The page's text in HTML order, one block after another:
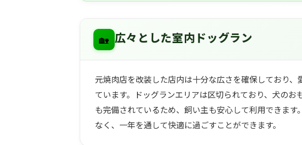
🏡 広々とした室内ドッグラン
元焼肉店を改装した店内は十分な広さを確保しており
ています。ドッグランエリアは区切られており、犬の
も完備されているため、飼い主も安心して利用できます
なく、一年を通して快適に過ごすことができます。